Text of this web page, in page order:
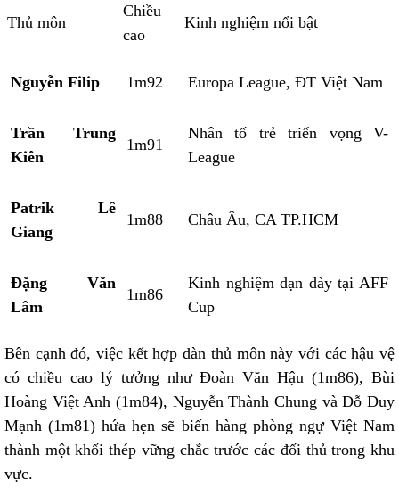
Thủ môn
Chiều
cao
Kinh nghiệm nổi bật
Nguyễn Filip 1m92 Europa League, ĐT Việt Nam
Trần Trung
Kiên
1m91
Nhân tố trẻ triển vọng V-
League
Patrik Lê
Giang
1m88 Châu Âu, CA TP.HCM
Đặng Văn
Lâm
1m86
Kinh nghiệm dạn dày tại AFF
Cup
Bên cạnh đó, việc kết hợp dàn thủ môn này với các hậu vệ
có chiều cao lý tưởng như Đoàn Văn Hậu (1m86), Bùi
Hoàng Việt Anh (1m84), Nguyễn Thành Chung và Đỗ Duy
Mạnh (1m81) hứa hẹn sẽ biến hàng phòng ngự Việt Nam
thành một khối thép vững chắc trước các đối thủ trong khu
vực.